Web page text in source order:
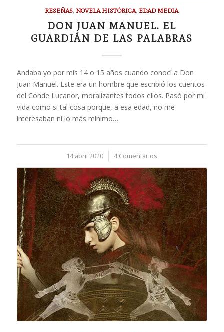
RESEÑAS, NOVELA HISTÓRICA, EDAD MEDIA
DON JUAN MANUEL. EL
GUARDIÁN DE LAS PALABRAS
Andaba yo por mis 14 o 15 años cuando conocí a Don
Juan Manuel. Este era un hombre que escribió los cuentos
del Conde Lucanor, moralizantes todos ellos. Pasó por mi
vida como si tal cosa porque, a esa edad, no me
interesaban ni lo más mínimo…
14 abril 2020
/ 4 Comentarios